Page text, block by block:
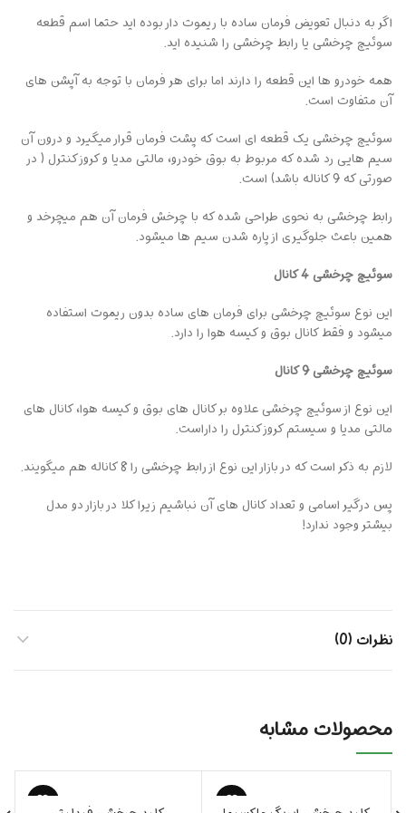
اگر به دنبال تعویض فرمان ساده با ریموت دار بوده اید حتما اسم قطعه
سوئیچ چرخشی یا رابط چرخشی را شنیده اید.
همه خودرو ها این قطعه را دارند اما برای هر فرمان با توجه به آپشن های
آن متفاوت است.
سوئیچ چرخشی یک قطعه ای است که پشت فرمان قرار میگیرد و درون آن
سیم هایی رد شده که مربوط به بوق خودرو، مالتی مدیا و کروز کنترل ( در
صورتی که 9 کاناله باشد) است.
رابط چرخشی به نحوی طراحی شده که با چرخش فرمان آن هم میچرخد و
همین باعث جلوگیری از پاره شدن سیم ها میشود.
سوئیچ چرخشی 4 کانال
این نوع سوئیچ چرخشی برای فرمان های ساده بدون ریموت استفاده
میشود و فقط کانال بوق و کیسه هوا را دارد.
سوئیچ چرخشی 9 کانال
این نوع از سوئیچ چرخشی علاوه بر کانال های بوق و کیسه هوا، کانال های
مالتی مدیا و سیستم کروز کنترل را داراست.
لازم به ذکر است که در بازار این نوع از رابط چرخشی را 8 کاناله هم میگویند.
پس درگیر اسامی و تعداد کانال های آن نباشیم زیرا کلا در بازار دو مدل
بیشتر وجود ندارد!
نظرات (0)
محصولات مشابه